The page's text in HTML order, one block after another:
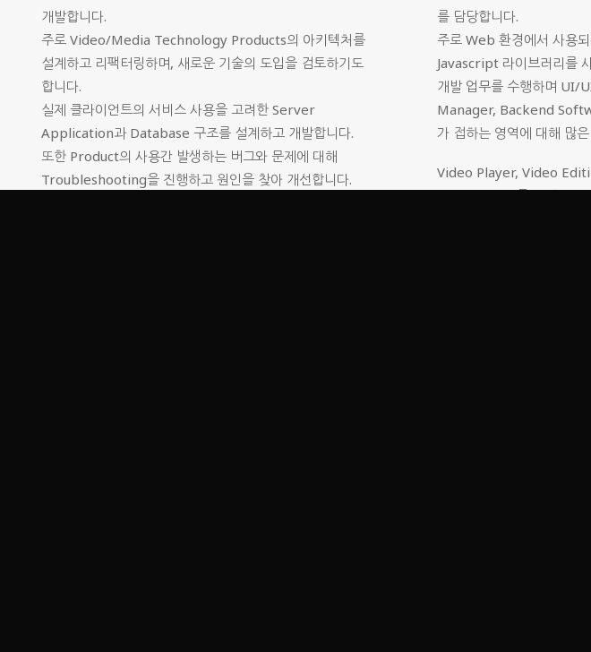
개발합니다.
주로 Video/Media Technology Products의 아키텍처를
설계하고 리팩터링하며, 새로운 기술의 도입을 검토하기도
합니다.
실제 클라이언트의 서비스 사용을 고려한 Server
Application과 Database 구조를 설계하고 개발합니다.
또한 Product의 사용간 발생하는 버그와 문제에 대해
Troubleshooting을 진행하고 원인을 찾아 개선합니다.
를 담당합니다.
주로 Web 환경에서 사용
Javascript 라이브러리를
개발 업무를 수행하며 UI/
Manager, Backend
가 접하는 영역에 대해 많
Video Player, Video
Web Service를 구성하는